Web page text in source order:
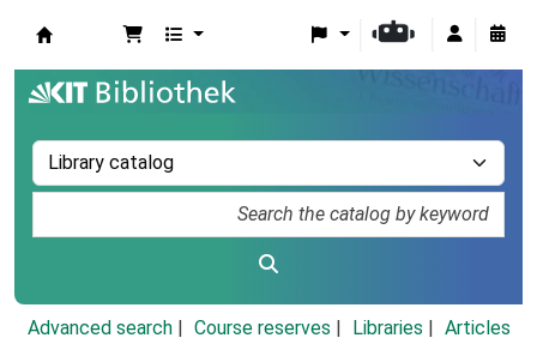
Advanced search Course reserves Libraries
Articles